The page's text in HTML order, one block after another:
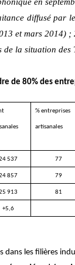
diffusé par
et mars 2014) ;
la situation des
de 80% des
% entreprises
artisanales
537 77
857 79
913 81
+5,6
dans les filières